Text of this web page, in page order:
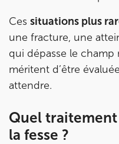
Ces situations plus
une fracture, une
qui dépasse le
méritent d’être
attendre.
Quel
la fesse ?